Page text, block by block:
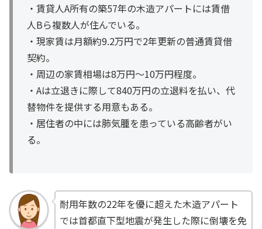
・賃貸人A所有の築57年の木造アパートには賃借
人Bら複数人が住んでいる。
・現家賃は月額約9.2万円で2年更新の普通賃貸借
契約。
・周辺の家賃相場は8万円～10万円程度。
・Aは立退きに際して840万円の立退料を払い、代
替物件を提供する用意もある。
・居住者の中には肺気腫を患っている高齢者がい
る。
耐用年数の22年を優に超えた木造アパート
では首都直下型地震が発生した際に倒壊を免